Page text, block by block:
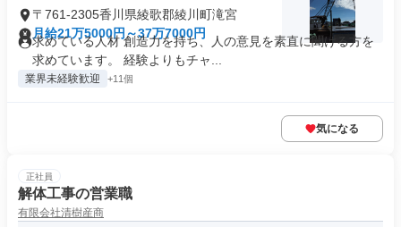
〒761-2305香川県綾歌郡綾川町滝宮
月給21万5000円～37万7000円
求めている人材 創造力を持ち、人の意見を素直に聞ける方を
求めています。 経験よりもチャ...
業界未経験歓迎 +11個
気になる
正社員
解体工事の営業職
有限会社清樹産商